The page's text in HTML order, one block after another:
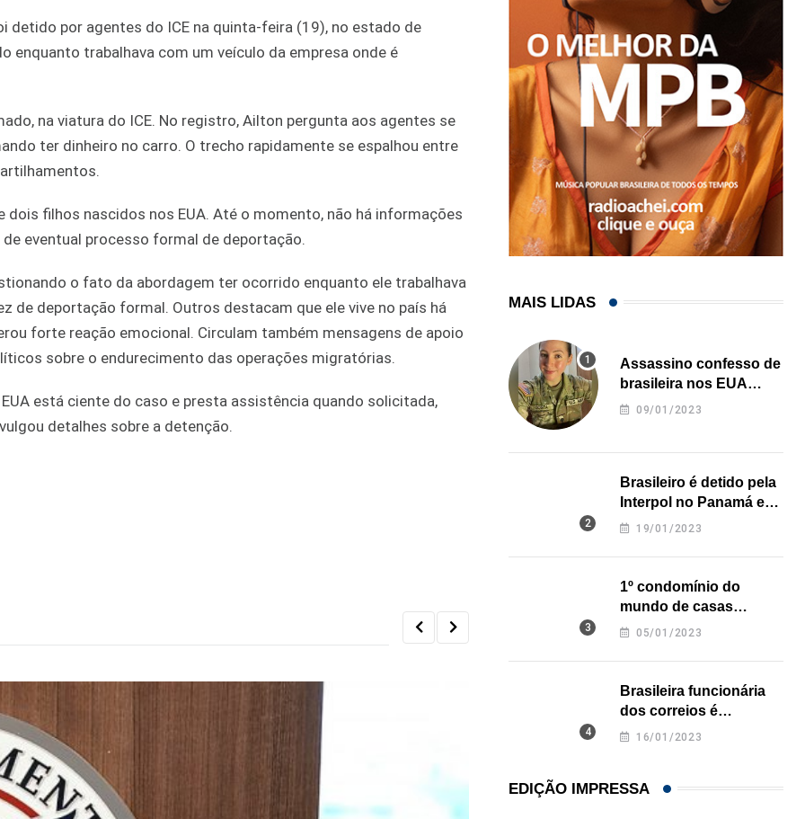
detido por agentes do ICE na quinta-feira (19), no estado de
enquanto trabalhava com um veículo da empresa onde é
na viatura do ICE. No registro, Ailton pergunta aos agentes se
ter dinheiro no carro. O trecho rapidamente se espalhou entre
filhos nascidos nos EUA. Até o momento, não há informações
eventual processo formal de deportação.
o fato da abordagem ter ocorrido enquanto ele trabalhava
de deportação formal. Outros destacam que ele vive no país há
forte reação emocional. Circulam também mensagens de apoio
sobre o endurecimento das operações migratórias.
está ciente do caso e presta assistência quando solicitada,
detalhes sobre a detenção.
MAIS LIDAS
Assassino confesso de
brasileira nos EUA
revela onde deixou o
09/01/2023
Brasileiro é detido pela
Interpol no Panamá e
pode pegar prisão
19/01/2023
1º condomínio do
mundo de casas
impressas em 3D é
05/01/2023
Brasileira funcionária
dos correios é
assassinada a facadas
16/01/2023
EDIÇÃO IMPRESSA